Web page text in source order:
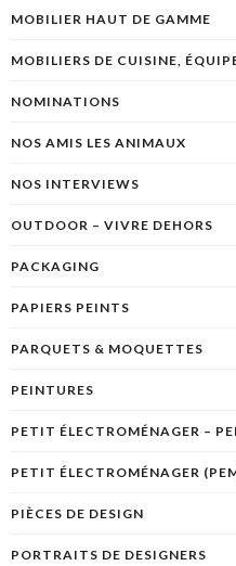
MOBILIER HAUT DE GAMME
MOBILIERS DE CUISINE,
NOMINATIONS
NOS AMIS LES ANIMAUX
NOS INTERVIEWS
OUTDOOR – VIVRE DEHORS
PACKAGING
PAPIERS PEINTS
PARQUETS & MOQUETTES
PEINTURES
PETIT ÉLECTROMÉNAGER –
PETIT ÉLECTROMÉNAGER
PIÈCES DE DESIGN
PORTRAITS DE DESIGNERS